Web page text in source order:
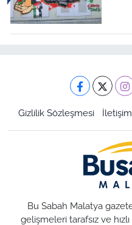
Gizlilik Sözleşmesi İletişim
Bu Sabah Malatya
gelişmeleri tarafsız ve